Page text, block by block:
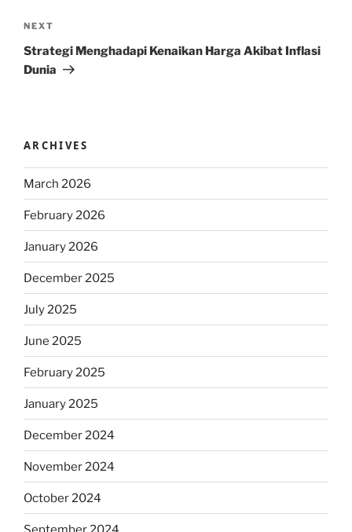
Next
Post
NEXT
Strategi Menghadapi Kenaikan Harga Akibat Inflasi
Dunia
ARCHIVES
March 2026
February 2026
January 2026
December 2025
July 2025
June 2025
February 2025
January 2025
December 2024
November 2024
October 2024